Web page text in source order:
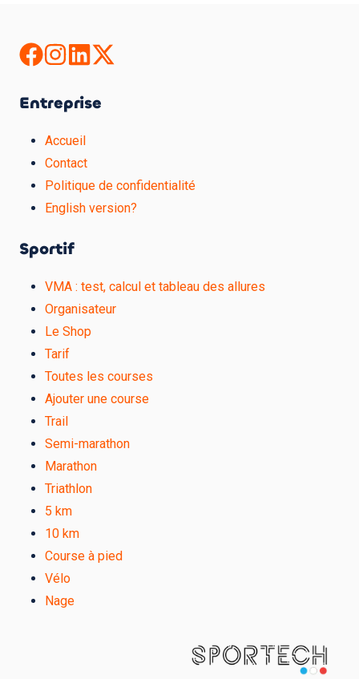
Entreprise
Accueil
Contact
Politique de confidentialité
English version?
Sportif
VMA : test, calcul et tableau des allures
Organisateur
Le Shop
Tarif
Toutes les courses
Ajouter une course
Trail
Semi-marathon
Marathon
Triathlon
5 km
10 km
Course à pied
Vélo
Nage